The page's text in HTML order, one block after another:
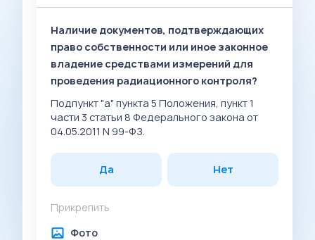
Наличие документов, подтверждающих
право собственности или иное законное
владение средствами измерений для
проведения радиационного контроля?
Подпункт "а" пункта 5 Положения, пункт 1
части 3 статьи 8 Федерального закона от
04.05.2011 N 99-ФЗ.
Да Нет
Прикрепить
Фото